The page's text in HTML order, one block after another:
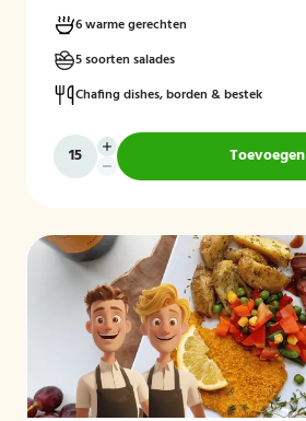
6 warme gerechten
5 soorten salades
Chafing dishes, borden & bestek
Toevoegen